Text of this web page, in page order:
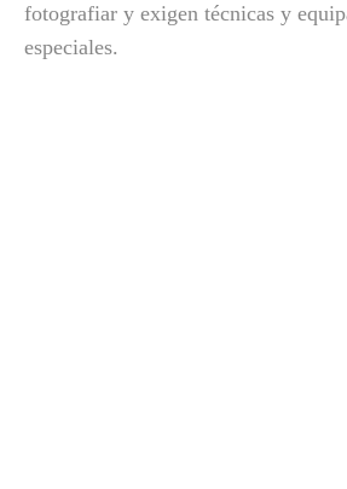
fotografiar y exigen técnicas y
especiales.